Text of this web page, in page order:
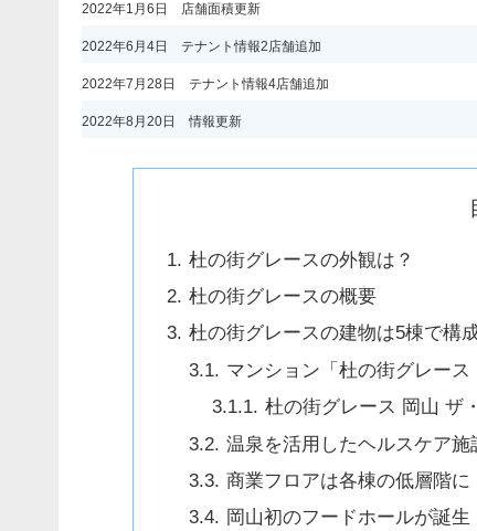
2022年1月6日 店舗面積更新
2022年6月4日 テナント情報2店舗追加
2022年7月28日 テナント情報4店舗追加
2022年8月20日 情報更新
杜の街グレースの外観は？
杜の街グレースの概要
杜の街グレースの建物は5棟で構
マンション「杜の街グレー
杜の街グレース 岡山 ザ
温泉を活用したヘルスケア施
商業フロアは各棟の低層階に
岡山初のフードホールが誕生